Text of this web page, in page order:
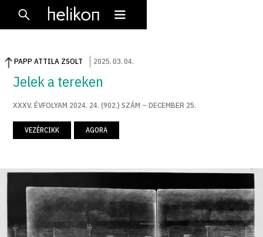
PAPP ATTILA ZSOLT 2025.03.04.
Jelek a tereken
XXXV. ÉVFOLYAM 2024. 24. (902.) SZÁM – DECEMBER 25.
VEZÉRCIKK AGORA